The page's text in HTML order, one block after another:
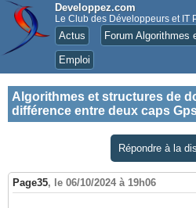
Developpez.com
Le Club des Développeurs et IT
Actus Forum
Emploi
Algorithmes et structures de
différence entre deux caps
Répondre à la
Page35, le 06/10/2024 à 19h06